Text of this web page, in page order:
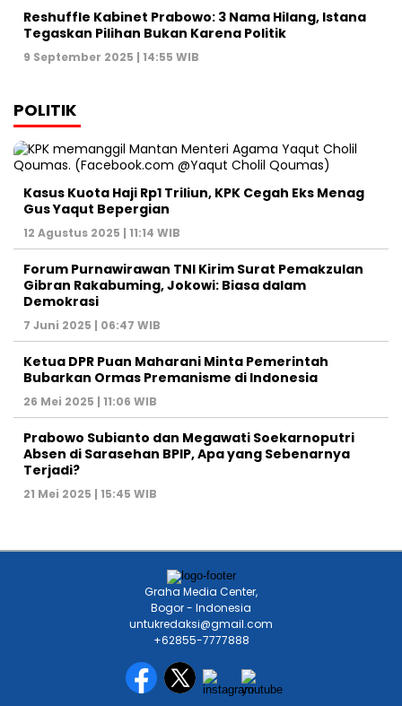
Reshuffle Kabinet Prabowo: 3 Nama Hilang, Istana
Tegaskan Pilihan Bukan Karena Politik
9 September 2025 | 14:55 WIB
POLITIK
Kasus Kuota Haji Rp1 Triliun, KPK Cegah Eks Menag
Gus Yaqut Bepergian
12 Agustus 2025 | 11:14 WIB
Forum Purnawirawan TNI Kirim Surat Pemakzulan
Gibran Rakabuming, Jokowi: Biasa dalam
Demokrasi
7 Juni 2025 | 06:47 WIB
Ketua DPR Puan Maharani Minta Pemerintah
Bubarkan Ormas Premanisme di Indonesia
26 Mei 2025 | 11:06 WIB
Prabowo Subianto dan Megawati Soekarnoputri
Absen di Sarasehan BPIP, Apa yang Sebenarnya
Terjadi?
21 Mei 2025 | 15:45 WIB
Graha Media Center,
Bogor - Indonesia
untukredaksi@gmail.com
+62855-7777888